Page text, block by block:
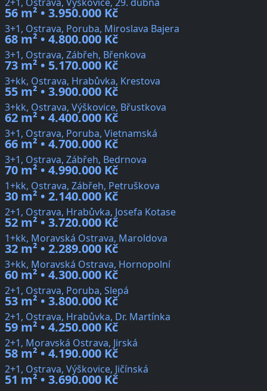
56 m² • 3.950.000 Kč
3+1, Ostrava, Poruba, Miroslava Bajera
68 m² • 4.800.000 Kč
3+1, Ostrava, Zábřeh, Břenkova
73 m² • 5.170.000 Kč
3+kk, Ostrava, Hrabůvka, Krestova
55 m² • 3.900.000 Kč
3+kk, Ostrava, Výškovice, Břustkova
62 m² • 4.400.000 Kč
3+1, Ostrava, Poruba, Vietnamská
66 m² • 4.700.000 Kč
3+1, Ostrava, Zábřeh, Bedrnova
70 m² • 4.990.000 Kč
1+kk, Ostrava, Zábřeh, Petruškova
30 m² • 2.140.000 Kč
2+1, Ostrava, Hrabůvka, Josefa Kotase
52 m² • 3.720.000 Kč
1+kk, Moravská Ostrava, Maroldova
32 m² • 2.289.000 Kč
3+kk, Moravská Ostrava, Hornopolní
60 m² • 4.300.000 Kč
2+1, Ostrava, Poruba, Slepá
53 m² • 3.800.000 Kč
2+1, Ostrava, Hrabůvka, Dr. Martínka
59 m² • 4.250.000 Kč
2+1, Moravská Ostrava, Jirská
58 m² • 4.190.000 Kč
2+1, Ostrava, Výškovice, Jičínská
51 m² • 3.690.000 Kč